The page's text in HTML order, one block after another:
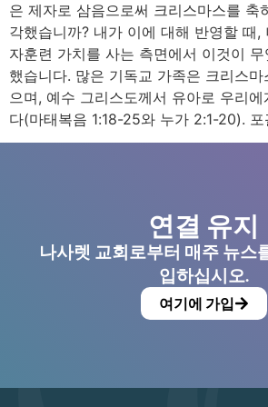
은 제자로 삼음으로써 크리스마스를 축
각했습니까? 내가 이에 대해 반영할 때,
자훈련 가치를 사는 측면에서 이것이
했습니다. 많은 기독교 가족은 크리스
으며, 예수 그리스도께서 유아로 우리
다(마태복음 1:18-25와 누가 2:1-20).
연결 유지
나사렛 교회로부터 매주 뉴스
입하십시오.
여기에 가입